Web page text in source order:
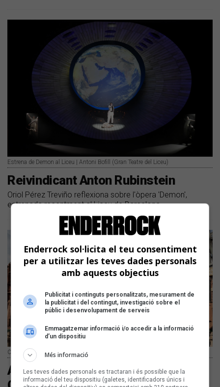
Estrena de Demon al Liceu | Antoni Bofill (Gran Teatre del Liceu)
Reivindicant Anton Rubinstein
Oriol Pérez Treviño reflexiona sobre l'òpera 'Demon',
estrenada recentment al Liceu de Barcelona
Cor Jove de l'Orfeó Català | Ricard Ríos
Arrenca el 8è Festival de Pasqua de
Enderrock sol·licita el teu consentiment
per a utilitzar les teves dades personals
amb aquests objectius
Publicitat i continguts personalitzats, mesurament de
la publicitat i del contingut, investigació sobre el
públic i desenvolupament de serveis
Emmagatzemar informació i/o accedir a la informació
d’un dispositiu
Més informació
Les teves dades personals es tractaran i és possible que la
informació del teu dispositiu (galetes, identificadors únics i